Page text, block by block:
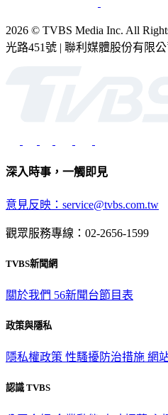
2026 © TVBS Media Inc. All
光路451號 | 聯利媒體股份有限公
深入時事，一觸即見
意見反映：service@tvbs.com.tw
觀眾服務專線：02-2656-1599
TVBS新聞網
關於我們 56新聞台節目表
政策與隱私
隱私權政策 性騷擾防治措施 網
認識 TVBS